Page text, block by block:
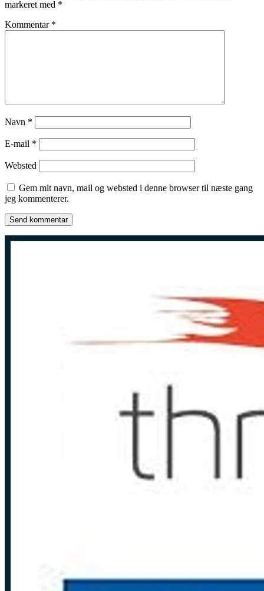
markeret med *
Kommentar *
Navn *
E-mail *
Websted
Gem mit navn, mail og websted i denne browser til næste gang
jeg kommenterer.